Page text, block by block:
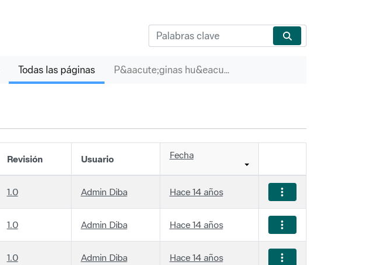
Todas las páginas P&aacute;ginas hu&eacute;rfanas
Revisión Usuario Fecha
1.0 Admin Diba Hace 14 años
1.0 Admin Diba Hace 14 años
1.0 Admin Diba Hace 14 años